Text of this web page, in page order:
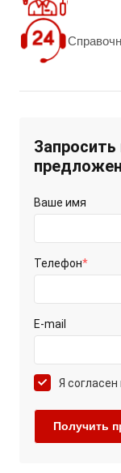
Ваше имя
Телефон*
E-mail
Я согласен